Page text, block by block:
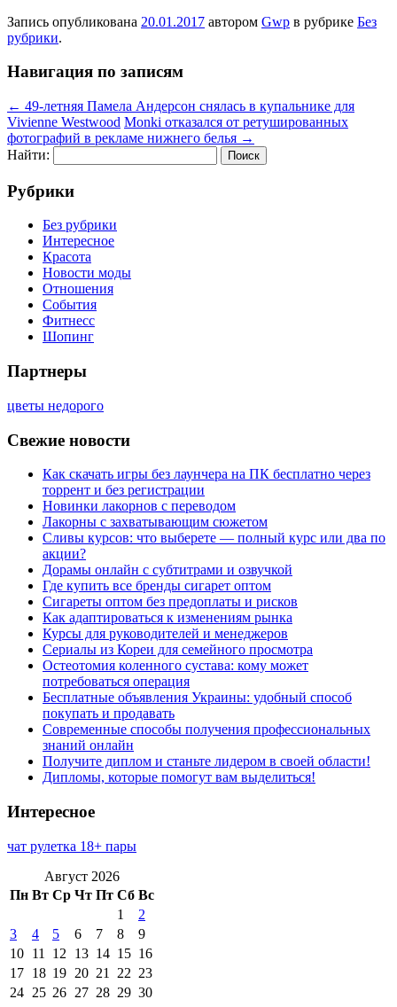
Запись опубликована 20.01.2017 автором Gwp в рубрике Без
рубрики.
Навигация по записям
← 49-летняя Памела Андерсон снялась в купальнике для
Vivienne Westwood Monki отказался от ретушированных
фотографий в рекламе нижнего белья →
Найти:
Рубрики
Без рубрики
Интересное
Красота
Новости моды
Отношения
События
Фитнесс
Шопинг
Партнеры
цветы недорого
Свежие новости
Как скачать игры без лаунчера на ПК бесплатно через
торрент и без регистрации
Новинки лакорнов с переводом
Лакорны с захватывающим сюжетом
Сливы курсов: что выберете — полный курс или два по
акции?
Дорамы онлайн с субтитрами и озвучкой
Где купить все бренды сигарет оптом
Сигареты оптом без предоплаты и рисков
Как адаптироваться к изменениям рынка
Курсы для руководителей и менеджеров
Сериалы из Кореи для семейного просмотра
Остеотомия коленного сустава: кому может
потребоваться операция
Бесплатные объявления Украины: удобный способ
покупать и продавать
Современные способы получения профессиональных
знаний онлайн
Получите диплом и станьте лидером в своей области!
Дипломы, которые помогут вам выделиться!
Интересное
чат рулетка 18+ пары
Август 2026
Пн Вт Ср Чт Пт Сб Вс
1
2
3
4 5 6 7 8
9
10 11 12 13 14 15 16
17 18 19 20 21 22 23
24 25 26 27 28 29 30